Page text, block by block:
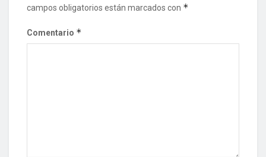
campos obligatorios están marcados con *
Comentario *